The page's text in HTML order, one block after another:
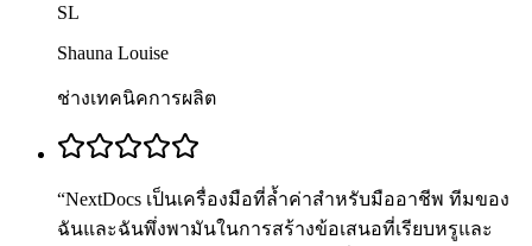
SL
Shauna Louise
ช่างเทคนิคการผลิต
“NextDocs เป็นเครื่องมือที่ล้ำค่าสำหรับมืออาชีพ ทีมของ
ฉันและฉันพึ่งพามันในการสร้างข้อเสนอที่เรียบหรูและ